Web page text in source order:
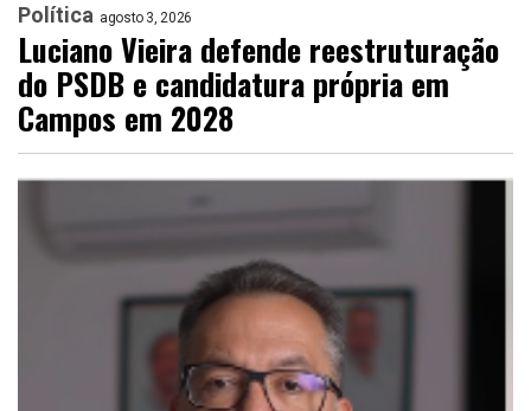
Política agosto 3, 2026
Luciano Vieira defende reestruturação
do PSDB e candidatura própria em
Campos em 2028